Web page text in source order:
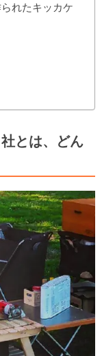
れたキッカケ
とは、どん